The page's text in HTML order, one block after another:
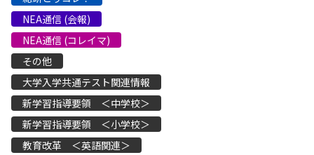
NEA通信 (会報)
NEA通信 (コレイマ)
その他
大学入学共通テスト関連情報
新学習指導要領 ＜中学校＞
新学習指導要領 ＜小学校＞
教育改革 ＜英語関連＞